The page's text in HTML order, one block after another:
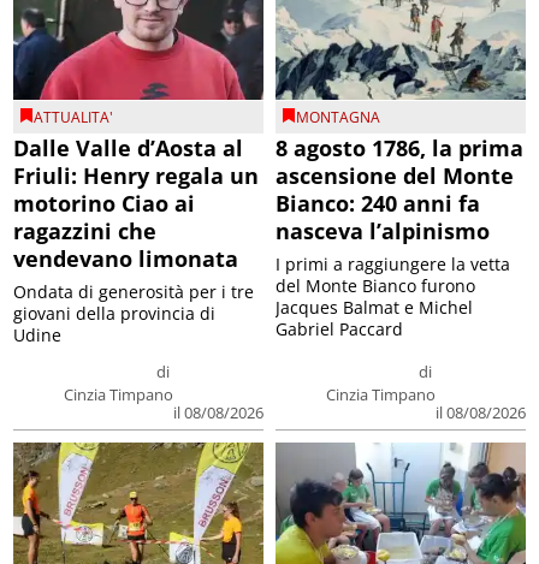
ATTUALITA'
Dalle Valle d’Aosta al
Friuli: Henry regala un
motorino Ciao ai
ragazzini che
vendevano limonata
di
Cinzia Timpano
il 08/08/2026
Ondata di generosità per i tre
giovani della provincia di
Udine
MONTAGNA
8 agosto 1786, la prima
ascensione del Monte
Bianco: 240 anni fa
nasceva l’alpinismo
di
Cinzia Timpano
il 08/08/2026
I primi a raggiungere la vetta
del Monte Bianco furono
Jacques Balmat e Michel
Gabriel Paccard